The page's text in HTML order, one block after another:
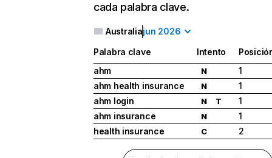
cada palabra clave.
Australiajun 2026
Palabra clave Intento
ahm
N
1
ahm health insurance
N
1
ahm login
N T
1
ahm insurance
N
1
health insurance
C 2